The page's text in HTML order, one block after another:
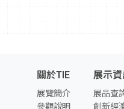
關於TIE
展覽簡介
參觀說明
展示
展品查
創新經